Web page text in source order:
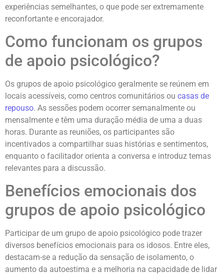
experiências semelhantes, o que pode ser extremamente
reconfortante e encorajador.
Como funcionam os grupos
de apoio psicológico?
Os grupos de apoio psicológico geralmente se reúnem em
locais acessíveis, como centros comunitários ou casas de
repouso. As sessões podem ocorrer semanalmente ou
mensalmente e têm uma duração média de uma a duas
horas. Durante as reuniões, os participantes são
incentivados a compartilhar suas histórias e sentimentos,
enquanto o facilitador orienta a conversa e introduz temas
relevantes para a discussão.
Benefícios emocionais dos
grupos de apoio psicológico
Participar de um grupo de apoio psicológico pode trazer
diversos benefícios emocionais para os idosos. Entre eles,
destacam-se a redução da sensação de isolamento, o
aumento da autoestima e a melhoria na capacidade de lidar